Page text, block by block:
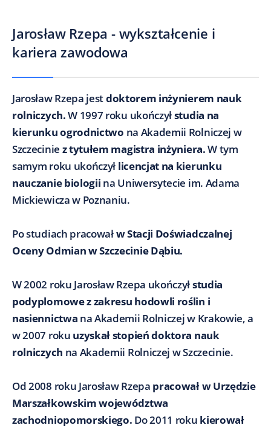
Jarosław Rzepa - wykształcenie i
kariera zawodowa
Jarosław Rzepa jestdoktorem inżynierem nauk
rolniczych.W 1997 roku ukończyłstudia na
kierunku ogrodnictwo na Akademii Rolniczej w
Szczecinie z tytułem magistra inżyniera.W tym
samym roku ukończył licencjat na kierunku
nauczanie biologii na Uniwersytecie im. Adama
Mickiewicza w Poznaniu.
Po studiach pracowałw Stacji Doświadczalnej
Oceny Odmian w Szczecinie Dąbiu.
W 2002 roku Jarosław Rzepa ukończyłstudia
podyplomowe z zakresu hodowli roślin i
nasiennictwa na Akademii Rolniczej w Krakowie, a
w 2007 roku uzyskał stopień doktora nauk
rolniczych na Akademii Rolniczej w Szczecinie.
Od 2008 roku Jarosław Rzepa pracował w Urzędzie
Marszałkowskim województwa
zachodniopomorskiego. Do 2011 roku kierował